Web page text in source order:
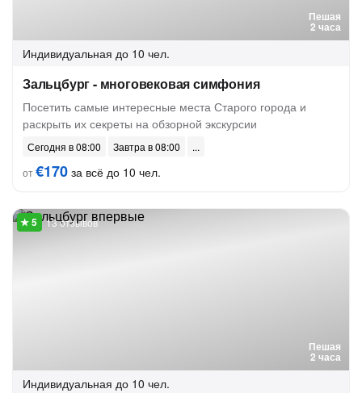
Пешая
2 часа
Индивидуальная до 10 чел.
Зальцбург - многовековая симфония
Посетить самые интересные места Старого города и
раскрыть их секреты на обзорной экскурсии
Сегодня в 08:00
Завтра в 08:00
от€170 за всё до 10 чел.
Пешая
2 часа
13 отзывов
Индивидуальная до 10 чел.